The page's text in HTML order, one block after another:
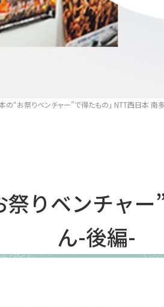
の“お祭りベンチャー”で得たもの」 NTT西日本 南
祭りベンチャ
ん-後編-